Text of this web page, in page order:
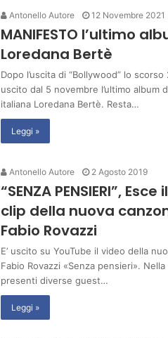
Antonello Autore 12 Novembre 2021
MANIFESTO l’ultimo
Loredana Bertè
Dopo l’uscita di “Bollywood” lo
uscito dal 5 novembre l’ultimo album
italiana Loredana Bertè. Resta…
Leggi »
Antonello Autore 2 Agosto 2019
“SENZA PENSIERI”,
clip della nuova
Fabio Rovazzi
E’ uscito su YouTube il video della
Fabio Rovazzi «Senza pensieri».
presenti diverse guest…
Leggi »